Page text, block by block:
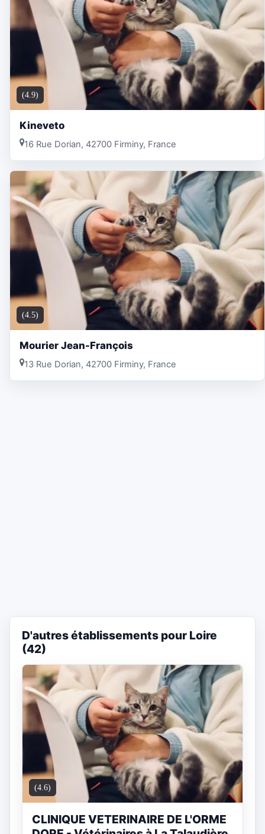
(4.9)
Kineveto
16 Rue Dorian, 42700 Firminy, France
(4.5)
Mourier Jean-François
13 Rue Dorian, 42700 Firminy, France
D'autres établissements pour Loire
(42)
(4.6)
CLINIQUE VETERINAIRE DE L'ORME